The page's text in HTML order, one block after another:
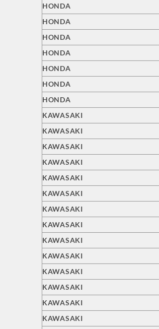
HONDA
HONDA
HONDA
HONDA
HONDA
HONDA
HONDA
KAWASAKI
KAWASAKI
KAWASAKI
KAWASAKI
KAWASAKI
KAWASAKI
KAWASAKI
KAWASAKI
KAWASAKI
KAWASAKI
KAWASAKI
KAWASAKI
KAWASAKI
KAWASAKI